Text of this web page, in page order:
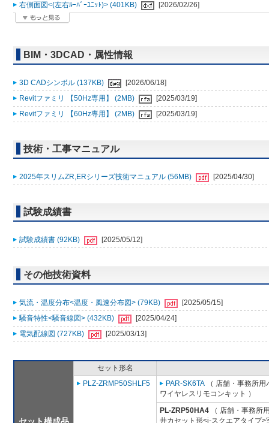
右側面図<(左右ﾙｰﾊﾞｰﾕﾆｯﾄ)> (401KB)
[2026/02/26]
BIM・3DCAD・属性情報
3D CADシンボル (137KB)
[2026/06/18]
Revitファミリ 【50Hz専用】 (2MB)
[2025/03/19]
Revitファミリ 【60Hz専用】 (2MB)
[2025/03/19]
技術・工事マニュアル
2025年スリムZR,ERシリーズ技術マニュアル (56MB) [2025/04/30]
試験成績書
試験成績書 (92KB) [2025/05/12]
その他技術資料
気流・温度分布<温度・風速分布図> (79KB)
[2025/05/15]
騒音特性<騒音線図> (432KB)
[2025/04/24]
電気配線図 (727KB)
[2025/03/13]
セット形名
PLZ-ZRMP50SHLF5
PAR-SK6TA （ 店舗・事務所
ワイヤレスリモコンキット ）
PL-ZRP50HA4 （ 店舗・事務所
井カセット形<i-スクエアタイプ>